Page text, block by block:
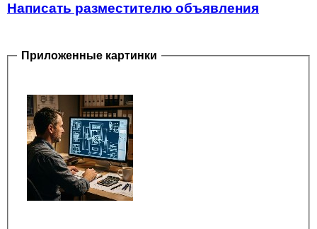
Написать разместителю объявления
Приложенные картинки